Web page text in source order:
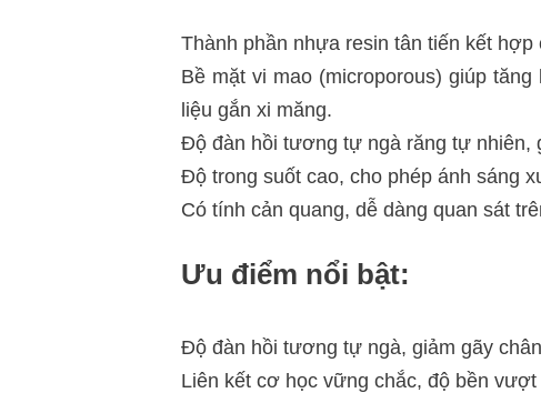
Thành phần nhựa resin tân tiến kết
Bề mặt vi mao (microporous) giúp
liệu gắn xi măng.
Độ đàn hồi tương tự ngà răng tự nhiên,
Độ trong suốt cao, cho phép ánh sáng
Có tính cản quang, dễ dàng quan sát
Ưu điểm nổi bật:
Độ đàn hồi tương tự ngà, giảm gãy
Liên kết cơ học vững chắc, độ bền vượt